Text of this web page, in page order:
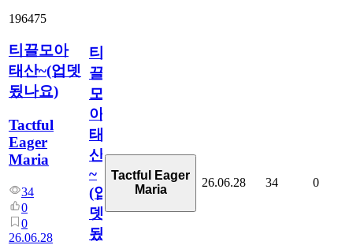
196475
티끌모아
태산~(업뎃
됬나요)
Tactful
Eager
Maria
34
0
0
26.06.28
티
끌
모
아
태
산
~
(업
뎃
됬
Tactful Eager
Maria
26.06.28 34 0